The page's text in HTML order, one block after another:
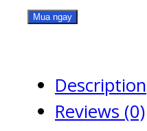
h1677AXU-
32G
quantity
Mua ngay
Description
Reviews (0)